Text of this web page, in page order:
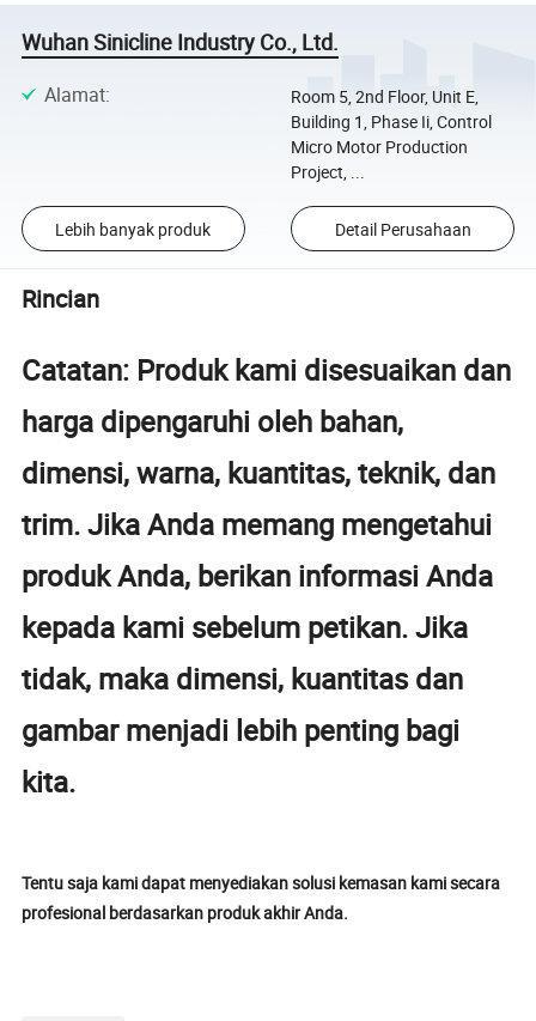
Wuhan Sinicline Industry Co., Ltd.
Alamat:
Room 5, 2nd Floor, Unit E,
Building 1, Phase Ii, Control
Micro Motor Production
Project, ...
Lebih banyak produk Detail Perusahaan
Rincian
Catatan: Produk kami disesuaikan dan
harga dipengaruhi oleh bahan,
dimensi, warna, kuantitas, teknik, dan
trim. Jika Anda memang mengetahui
produk Anda, berikan informasi Anda
kepada kami sebelum petikan. Jika
tidak, maka dimensi, kuantitas dan
gambar menjadi lebih penting bagi
kita.
Tentu saja kami dapat menyediakan solusi kemasan kami secara
profesional berdasarkan produk akhir Anda.